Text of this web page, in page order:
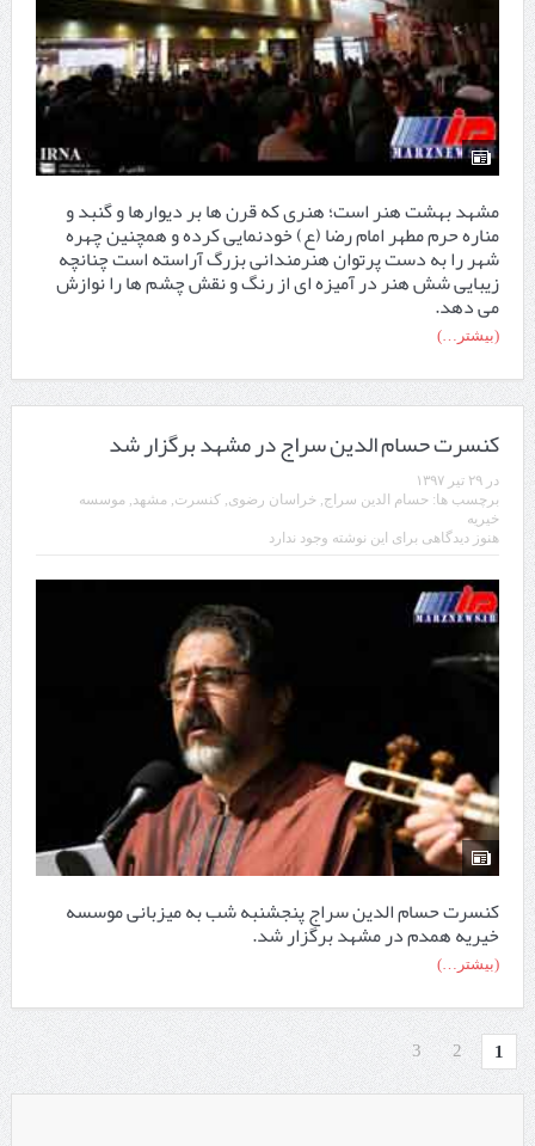
مشهد بهشت هنر است؛ هنری که قرن ها بر دیوارها و گنبد و
مناره حرم مطهر امام رضا (ع) خودنمایی کرده و همچنین چهره
شهر را به دست پرتوان هنرمندانی بزرگ آراسته است چنانچه
زیبایی شش هنر در آمیزه ای از رنگ و نقش چشم ها را نوازش
می دهد.
(بیشتر…)
کنسرت حسام الدین سراج در مشهد برگزار شد
در ۲۹ تیر ۱۳۹۷
برچسب ها: حسام الدین سراج خراسان رضوی کنسرت مشهد موسسه
خیریه
هنوز دیدگاهی برای این نوشته وجود ندارد
کنسرت حسام الدین سراج پنجشنبه شب به میزبانی موسسه
خیریه همدم در مشهد برگزار شد.
(بیشتر…)
1
2
3